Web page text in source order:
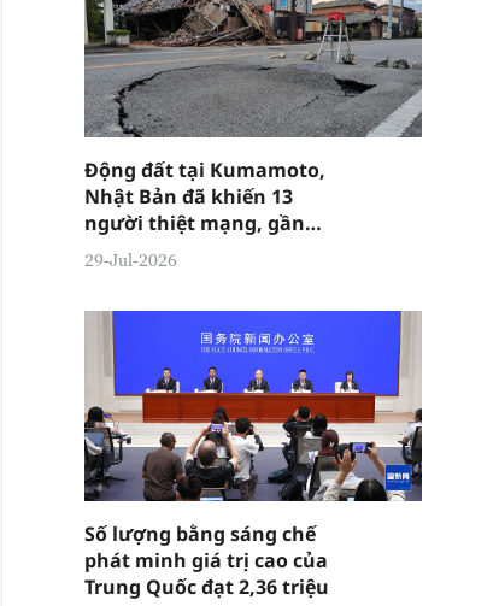
Động đất tại Kumamoto,
Nhật Bản đã khiến 13
người thiệt mạng, gần
10.000 người phải sơ tán
29-Jul-2026
Số lượng bằng sáng chế
phát minh giá trị cao của
Trung Quốc đạt 2,36 triệu